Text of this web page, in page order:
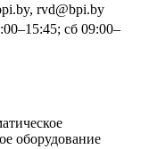
rvd@bpi.by
сб 09:00–
оборудование